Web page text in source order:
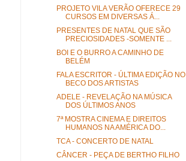
PROJETO VILA VERÃO OFERECE 29
CURSOS EM DIVERSAS Á...
PRESENTES DE NATAL QUE SÃO
PRECIOSIDADES -SOMENTE ...
BOI E O BURRO A CAMINHO DE
BELÉM
FALA ESCRITOR - ÚLTIMA EDIÇÃO NO
BECO DOS ARTISTAS
ADELE - REVELAÇÃO NA MÚSICA
DOS ÚLTIMOS ANOS
7ª MOSTRA CINEMA E DIREITOS
HUMANOS NA AMÉRICA DO...
TCA - CONCERTO DE NATAL
CÂNCER - PEÇA DE BERTHO FILHO